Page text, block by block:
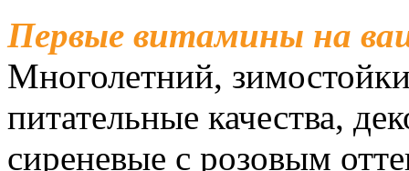
Первые витамины на
Многолетний,
питательные качества,
сиреневые с розовым